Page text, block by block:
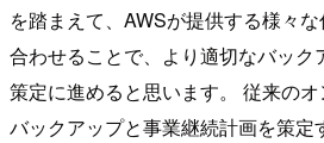
を踏まえて、AWSが提供する様々
合わせることで、より適切なバック
策定に進めると思います。 従来の
バックアップと事業継続計画を策定